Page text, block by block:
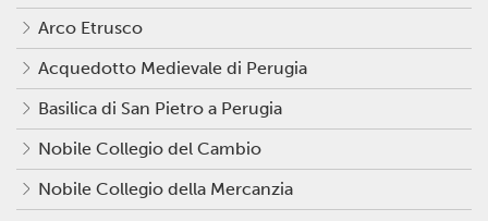
Arco Etrusco
Acquedotto Medievale di Perugia
Basilica di San Pietro a Perugia
Nobile Collegio del Cambio
Nobile Collegio della Mercanzia